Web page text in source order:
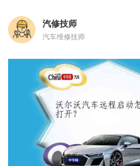
汽修技师
汽车维修技师